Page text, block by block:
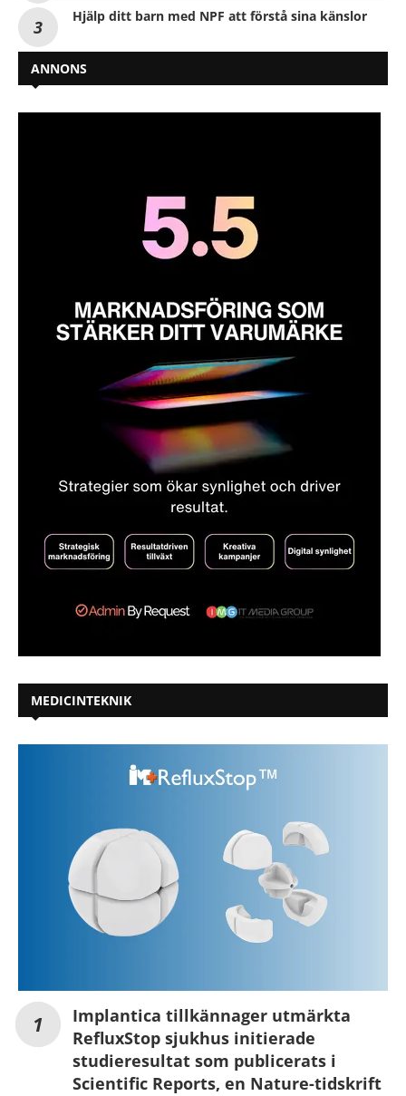
Hjälp ditt barn med NPF att förstå sina känslor
ANNONS
MEDICINTEKNIK
Implantica tillkännager utmärkta
RefluxStop sjukhus initierade
studieresultat som publicerats i
Scientific Reports, en Nature-tidskrift